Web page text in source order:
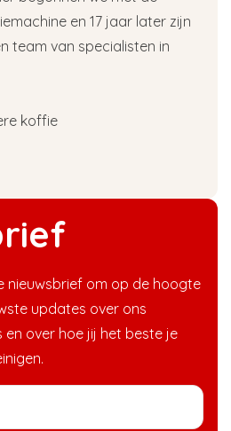
nieuwsbrief om op de hoogte
updates over ons
over hoe jij het beste je
en 17 jaar later zijn
team van specialisten in
koffie